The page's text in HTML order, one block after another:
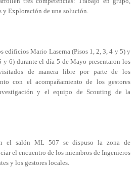
y Exploración de una solución.
edificios Mario Laserna (Pisos 1, 2, 3, 4 y 5) y
y 6) durante el día 5 de Mayo presentaron los
de manera libre por parte de los
con el acompañamiento de los gestores
y el equipo de Scouting de la
el salón ML 507 se dispuso la zona de
el encuentro de los miembros de Ingenieros
y los gestores locales.